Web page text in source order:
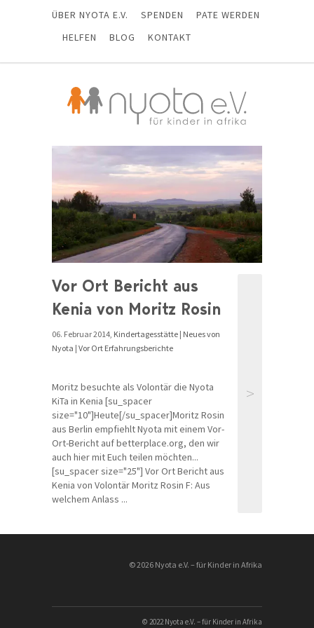
ÜBER NYOTA E.V. SPENDEN
PATE WERDEN
HELFEN
BLOG KONTAKT
Vor Ort Bericht aus
Kenia von Moritz Rosin
06. Februar 2014, Kindertagesstätte | Neues von
Nyota | Vor Ort Erfahrungsberichte
Moritz besuchte als Volontär die Nyota
KiTa in Kenia [su_spacer
size="10"]Heute[/su_spacer]Moritz Rosin
aus Berlin empfiehlt Nyota mit einem Vor-
Ort-Bericht auf betterplace.org, den wir
auch hier mit Euch teilen möchten...
[su_spacer size="25"] Vor Ort Bericht aus
Kenia von Volontär Moritz Rosin F: Aus
welchem Anlass ...
>
© 2026 Nyota e.V. – für Kinder in Afrika
© 2022 Nyota e.V. – für Kinder in Afrika